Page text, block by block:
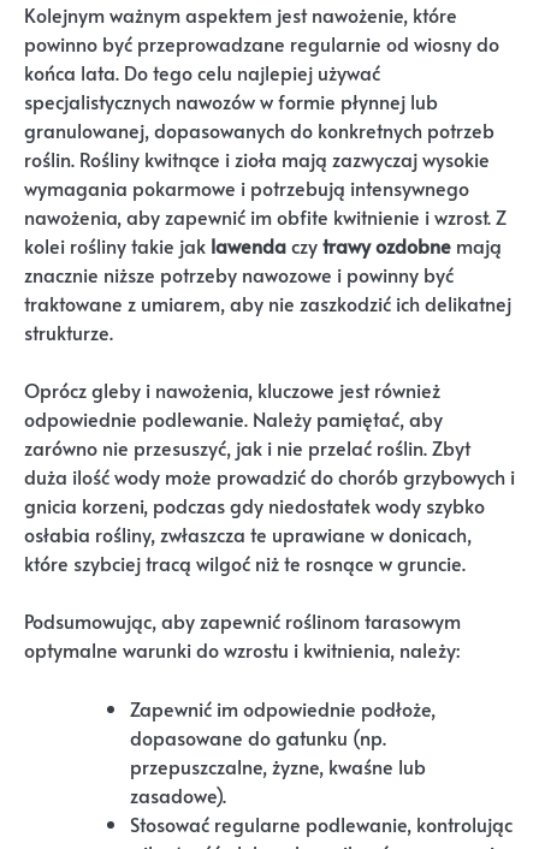
Kolejnym ważnym aspektem jest nawożenie, które
powinno być przeprowadzane regularnie od wiosny do
końca lata. Do tego celu najlepiej używać
specjalistycznych nawozów w formie płynnej lub
granulowanej, dopasowanych do konkretnych potrzeb
roślin. Rośliny kwitnące i zioła mają zazwyczaj wysokie
wymagania pokarmowe i potrzebują intensywnego
nawożenia, aby zapewnić im obfite kwitnienie i wzrost. Z
kolei rośliny takie jak lawendaczytrawy ozdobne mają
znacznie niższe potrzeby nawozowe i powinny być
traktowane z umiarem, aby nie zaszkodzić ich delikatnej
strukturze.
Oprócz gleby i nawożenia, kluczowe jest również
odpowiednie podlewanie. Należy pamiętać, aby
zarówno nie przesuszyć, jak i nie przelać roślin. Zbyt
duża ilość wody może prowadzić do chorób grzybowych i
gnicia korzeni, podczas gdy niedostatek wody szybko
osłabia rośliny, zwłaszcza te uprawiane w donicach,
które szybciej tracą wilgoć niż te rosnące w gruncie.
Podsumowując, aby zapewnić roślinom tarasowym
optymalne warunki do wzrostu i kwitnienia, należy:
Zapewnić im odpowiednie podłoże,
dopasowane do gatunku (np.
przepuszczalne, żyzne, kwaśne lub
zasadowe).
Stosować regularne podlewanie, kontrolując